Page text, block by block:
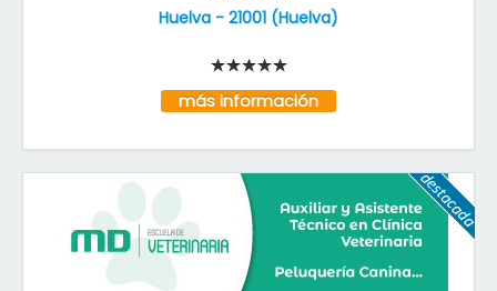
Huelva - 21001 (Huelva)
más información